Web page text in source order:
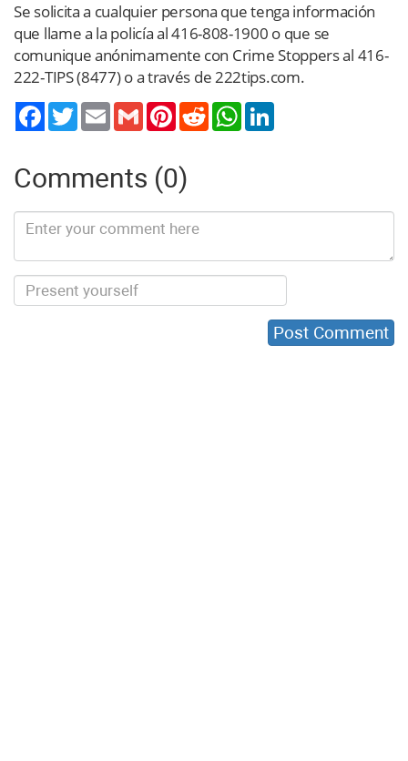
Se solicita a cualquier persona que tenga información
que llame a la policía al 416-808-1900 o que se
comunique anónimamente con Crime Stoppers al 416-
222-TIPS (8477) o a través de 222tips.com.
TwitterEmail Gmail PinterestReddit WhatsApp
Comments (0)